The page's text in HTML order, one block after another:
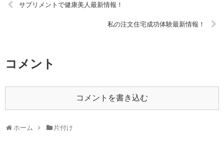
サプリメントで健康美人最新情報！
私の注文住宅成功体験最新情報！
コメント
コメントを書き込む
ホーム 片付け